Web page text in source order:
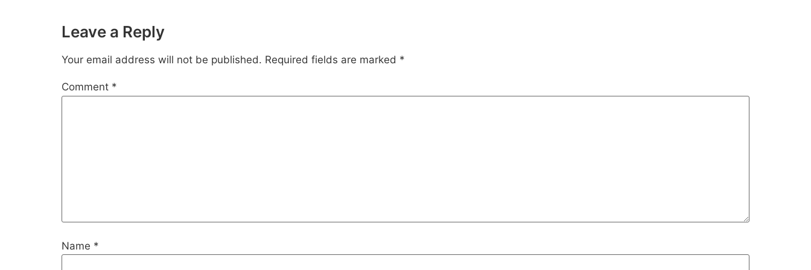
Leave a Reply
Your email address will not be published. Required fields are marked *
Comment *
Name *